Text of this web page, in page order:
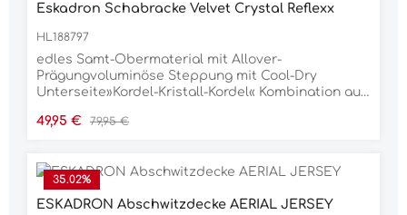
Eskadron Schabracke Velvet Crystal Reflexx
HL188797
edles Samt-Obermaterial mit Allover-
Prägungvoluminöse Steppung mit Cool-Dry
Unterseite»Kordel-Kristall-Kordel« Kombination auf
FrontfixierungGurtschlaufe mit dreifacher
PolyesterPflegehinweisemaschinenwaschbar bei
30 °Ckeinen Weichspüler verwendennicht
trocknergeeignet
Verkaufspreis:
49,95 € Regulärer Preis:
79,95 €
35.02%
ESKADRON Abschwitzdecke AERIAL JERSEY